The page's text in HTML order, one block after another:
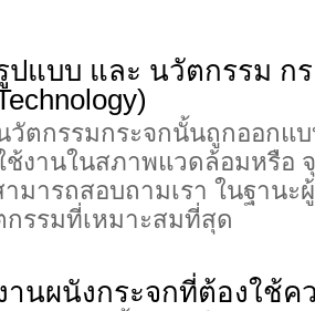
ปแบบ และ นวัตกรรม ก
วัตกรรมกระจกนั้นถูกออกแ
ช้งานในสภาพแวดล้อมหรือ
มารถสอบถามเรา ในฐานะ
กรรมที่เหมาะสมที่สุด
านผนังกระจกที่ต้องใช้ค